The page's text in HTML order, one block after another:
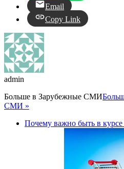
Email
Copy Link
admin
Больше в Зарубежные СМИ
СМИ »
Почему важно быть в курсе